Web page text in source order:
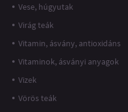
Vese, húgyutak
Virág teák
Vitamin, ásvány, antioxidáns
Vitaminok, ásványi anyagok
Vizek
Vörös teák